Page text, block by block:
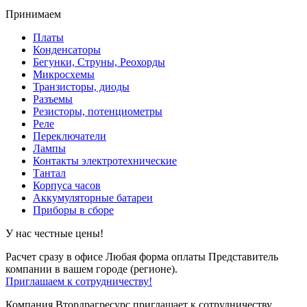
Принимаем
Платы
Конденсаторы
Бегунки, Струны, Реохорды
Микросхемы
Транзисторы, диоды
Разъемы
Резисторы, потенциометры
Реле
Переключатели
Лампы
Контакты электротехнические
Тантал
Корпуса часов
Аккумуляторные батареи
Приборы в сборе
У нас честные цены!
Расчет сразу в офисе Любая форма оплаты Представитель
компании в вашем городе (регионе).
Приглашаем к сотрудничеству!
Компания Втордрагресурс приглашает к сотрудничеству